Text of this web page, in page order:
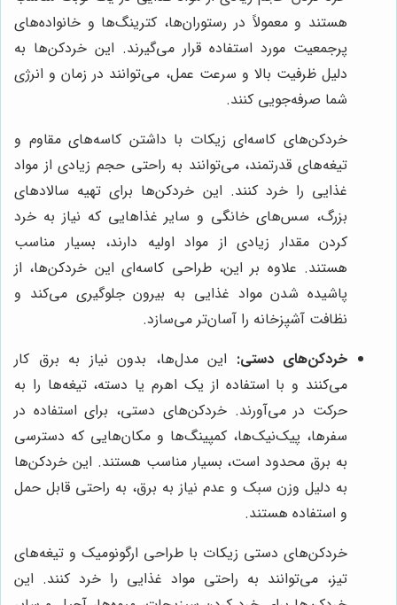
هستند و معمولاً در رستوران‌ها، کترینگ‌ها و خانواده‌های
پرجمعیت مورد استفاده قرار می‌گیرند. این خردکن‌ها به
دلیل ظرفیت بالا و سرعت عمل، می‌توانند در زمان و انرژی
شما صرفه‌جویی کنند.
خردکن‌های کاسه‌ای زیکات با داشتن کاسه‌های مقاوم و
تیغه‌های قدرتمند، می‌توانند به راحتی حجم زیادی از مواد
غذایی را خرد کنند. این خردکن‌ها برای تهیه سالادهای
بزرگ، سس‌های خانگی و سایر غذاهایی که نیاز به خرد
کردن مقدار زیادی از مواد اولیه دارند، بسیار مناسب
هستند. علاوه بر این، طراحی کاسه‌ای این خردکن‌ها، از
پاشیده شدن مواد غذایی به بیرون جلوگیری می‌کند و
نظافت آشپزخانه را آسان‌تر می‌سازد.
خردکن‌های دستی: این مدل‌ها، بدون نیاز به برق کار
می‌کنند و با استفاده از یک اهرم یا دسته، تیغه‌ها را به
حرکت در می‌آورند. خردکن‌های دستی، برای استفاده در
سفرها، پیک‌نیک‌ها، کمپینگ‌ها و مکان‌هایی که دسترسی
به برق محدود است، بسیار مناسب هستند. این خردکن‌ها
به دلیل وزن سبک و عدم نیاز به برق، به راحتی قابل حمل
و استفاده هستند.
خردکن‌های دستی زیکات با طراحی ارگونومیک و تیغه‌های
تیز، می‌توانند به راحتی مواد غذایی را خرد کنند. این